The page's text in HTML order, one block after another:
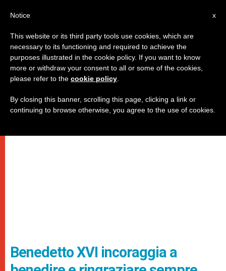
Benedetto XVI incoraggia a
x
Notice
This website or its third party tools use cookies, which are
necessary to its functioning and required to achieve the
purposes illustrated in the cookie policy. If you want to know
more or withdraw your consent to all or some of the cookies,
please refer to the cookie policy
By closing this banner, scrolling this page, clicking a link or
continuing to browse otherwise, you agree to the use of cookies.